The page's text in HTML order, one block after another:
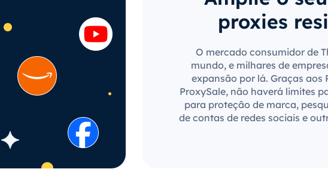
proxies
O mercado consumidor de
mundo, e milhares de
expansão por lá. Graças aos
ProxySale, não haverá limites
para proteção de marca,
de contas de redes sociais e